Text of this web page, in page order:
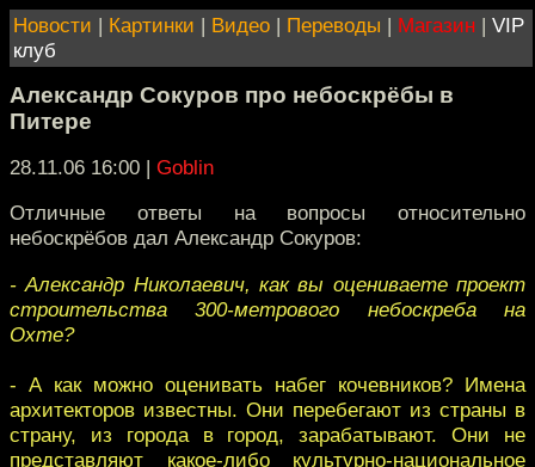
Новости | Картинки | Видео | Переводы | Магазин | VIP
клуб
Александр Сокуров про небоскрёбы в
Питере
28.11.06 16:00 | Goblin
Отличные ответы на вопросы относительно
небоскрёбов дал Александр Сокуров:
- Александр Николаевич, как вы оцениваете проект
строительства 300-метрового небоскреба на
Охте?
- А как можно оценивать набег кочевников? Имена
архитекторов известны. Они перебегают из страны в
страну, из города в город, зарабатывают. Они не
представляют какое-либо культурно-национальное